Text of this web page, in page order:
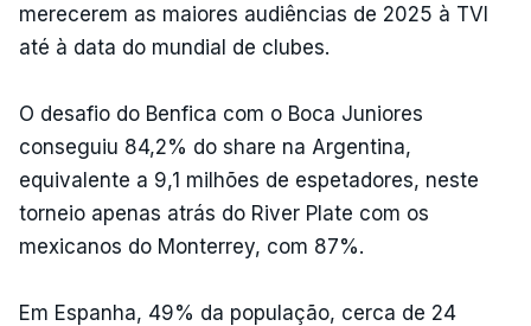
merecerem as maiores audiências de 2025 à TVI
até à data do mundial de clubes.
O desafio do Benfica com o Boca Juniores
conseguiu 84,2% do share na Argentina,
equivalente a 9,1 milhões de espetadores, neste
torneio apenas atrás do River Plate com os
mexicanos do Monterrey, com 87%.
Em Espanha, 49% da população, cerca de 24